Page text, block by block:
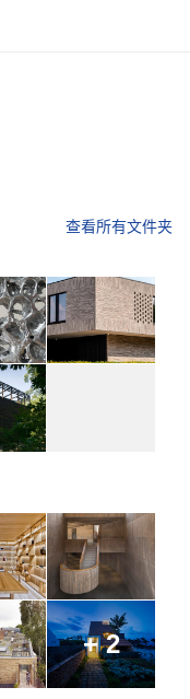
查看所有文件夹
+ 2